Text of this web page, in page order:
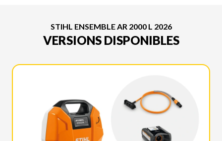
STIHL ENSEMBLE AR 2000 L 2026
VERSIONS DISPONIBLES